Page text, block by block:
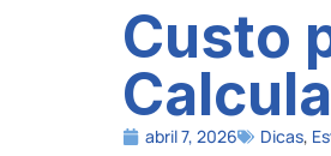
Custo
abril 7, 2026 Dicas,